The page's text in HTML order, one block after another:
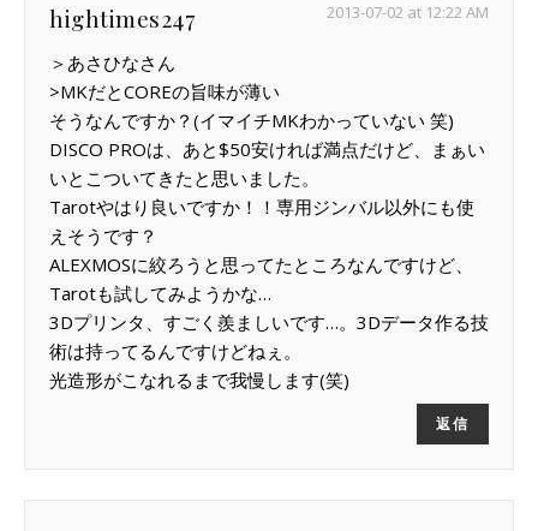
hightimes247 2013-07-02 at 12:22 AM
＞あさひなさん
>MKだとCOREの旨味が薄い
そうなんですか？(イマイチMKわかっていない 笑)
DISCO PROは、あと$50安ければ満点だけど、まぁい
いとこついてきたと思いました。
Tarotやはり良いですか！！専用ジンバル以外にも使
えそうです？
ALEXMOSに絞ろうと思ってたところなんですけど、
Tarotも試してみようかな…
3Dプリンタ、すごく羨ましいです…。3Dデータ作る技
術は持ってるんですけどねぇ。
光造形がこなれるまで我慢します(笑)
返信